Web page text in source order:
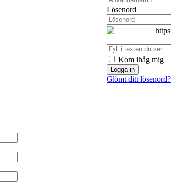
Lösenord
Kom ihåg mig
Logga in
Glömt ditt lösenord?